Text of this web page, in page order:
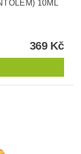
10ML
369 Kč